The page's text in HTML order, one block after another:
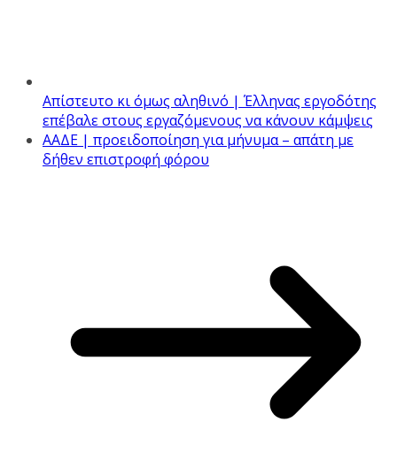
Απίστευτο κι όμως αληθινό | Έλληνας εργοδότης
επέβαλε στους εργαζόμενους να κάνουν κάμψεις
ΑΑΔΕ | προειδοποίηση για μήνυμα – απάτη με
δήθεν επιστροφή φόρου